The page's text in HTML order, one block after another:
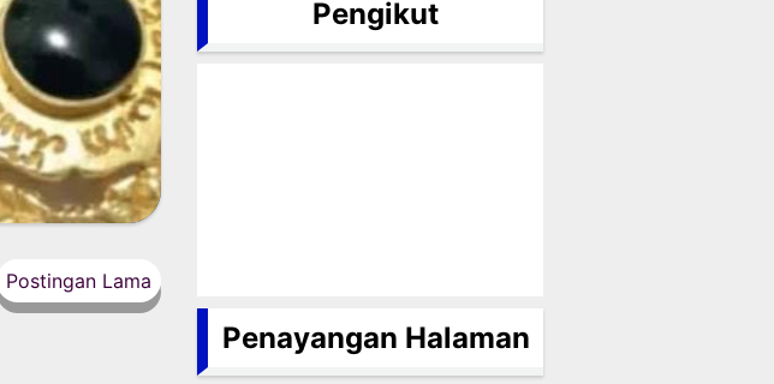
Postingan Lama
Pengikut
Penayangan Halaman